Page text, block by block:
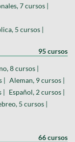
7 cursos |
5 cursos |
95 cursos
8 cursos |
Aleman, 9 cursos |
Español, 2 cursos |
5 cursos |
66 cursos